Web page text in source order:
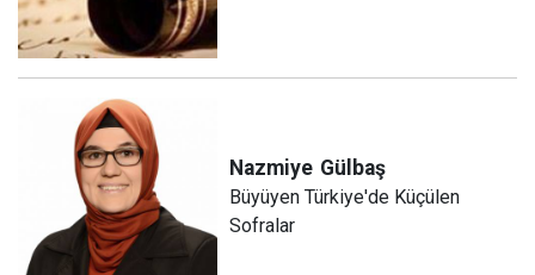
Nazmiye Gülbaş
Büyüyen Türkiye'de Küçülen
Sofralar